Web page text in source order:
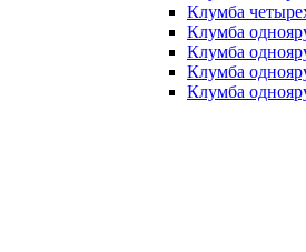
Клумба
Клумба
Клумба
Клумба
Клумба